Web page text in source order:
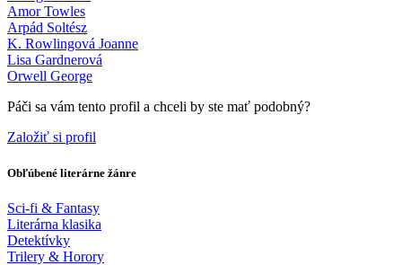
Amor Towles
Arpád Soltész
K. Rowlingová Joanne
Lisa Gardnerová
Orwell George
Páči sa vám tento profil a chceli by ste mať podobný?
Založiť si profil
Obľúbené literárne žánre
Sci-fi & Fantasy
Literárna klasika
Detektívky
Trilery & Horory